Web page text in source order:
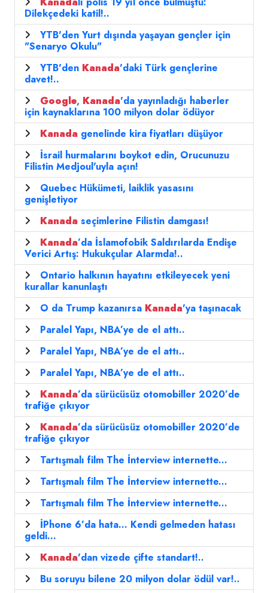
Dilekçedeki katil!..
YTB'den Yurt dışında yaşayan gençler için
"Senaryo Okulu"
YTB'den Kanada'daki Türk gençlerine
davet!..
Google, Kanada'da yayınladığı haberler
için kaynaklarına 100 milyon dolar ödüyor
Kanada genelinde kira fiyatları düşüyor
İsrail hurmalarını boykot edin, Orucunuzu
Filistin Medjoul'uyla açın!
Quebec Hükümeti, laiklik yasasını
genişletiyor
Kanada seçimlerine Filistin damgası!
Kanada’da İslamofobik Saldırılarda Endişe
Verici Artış: Hukukçular Alarmda!..
Ontario halkının hayatını etkileyecek yeni
kurallar kanunlaştı
O da Trump kazanırsa Kanada'ya taşınacak
Paralel Yapı, NBA’ye de el attı..
Paralel Yapı, NBA’ye de el attı..
Paralel Yapı, NBA’ye de el attı..
Kanada’da sürücüsüz otomobiller 2020’de
trafiğe çıkıyor
Kanada’da sürücüsüz otomobiller 2020’de
trafiğe çıkıyor
Tartışmalı film The İnterview internette...
Tartışmalı film The İnterview internette...
Tartışmalı film The İnterview internette...
İPhone 6’da hata... Kendi gelmeden hatası
geldi...
Kanada'dan vizede çifte standart!..
Bu soruyu bilene 20 milyon dolar ödül var!..